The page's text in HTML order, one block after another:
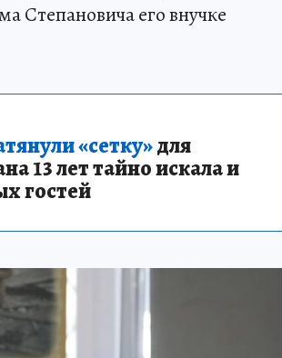
Степановича его внучке
«сетку»для
13 лет тайно искала и
гостей